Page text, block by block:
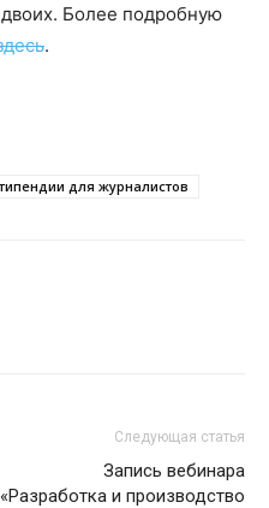
Более подробную
.
для журналистов
Следующая статья
Запись вебинара
«Разработка и производство